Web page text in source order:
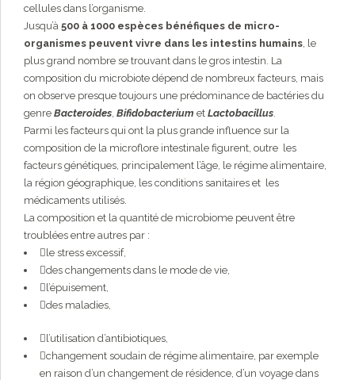
cellules dans l’organisme.
Jusqu’à 500 à 1000 espèces bénéfiques de micro-
organismes peuvent vivre dans les intestins humains , le
plus grand nombre se trouvant dans le gros intestin. La
composition du microbiote dépend de nombreux facteurs, mais
on observe presque toujours une prédominance de bactéries du
genre Bacteroides Bifidobacterium et Lactobacillus
Parmi les facteurs qui ont la plus grande influence sur la
composition de la microflore intestinale figurent, outre les
facteurs génétiques, principalement l’âge, le régime alimentaire,
la région géographique, les conditions sanitaires et les
médicaments utilisés.
La composition et la quantité de microbiome peuvent être
troublées entre autres par :
le stress excessif,
des changements dans le mode de vie,
l’épuisement,
des maladies,
l’utilisation d’antibiotiques,
changement soudain de régime alimentaire, par exemple
en raison d’un changement de résidence, d’un voyage dans